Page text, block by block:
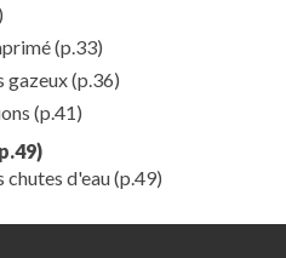
(p.33)
gazeux(p.36)
(p.41)
chutes d'eau(p.49)